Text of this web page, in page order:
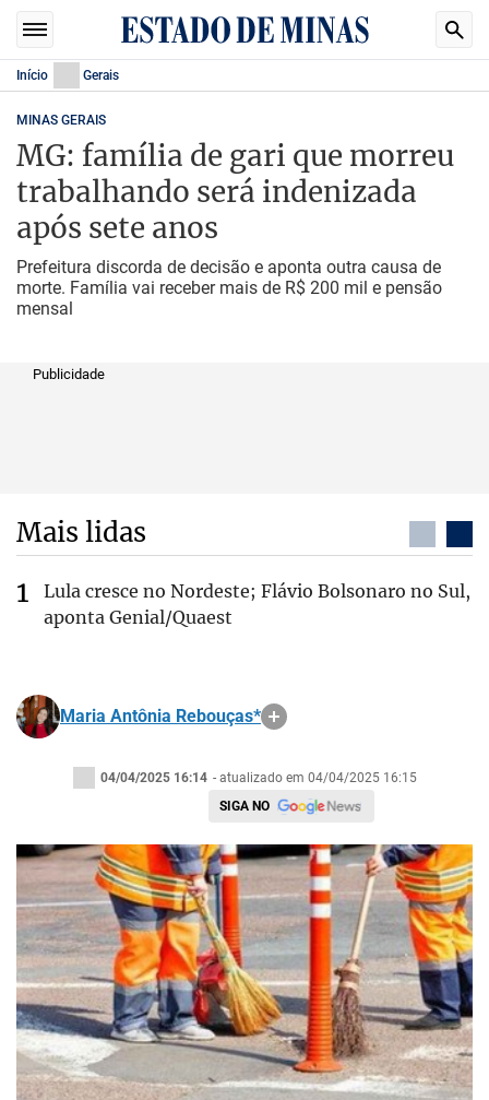
Início Gerais
MINAS GERAIS
MG: família de gari que morreu
trabalhando será indenizada
após sete anos
Prefeitura discorda de decisão e aponta outra causa de
morte. Família vai receber mais de R$ 200 mil e pensão
mensal
Publicidade
Mais lidas
Lula cresce no Nordeste; Flávio Bolsonaro no Sul,
aponta Genial/Quaest
Maria Antônia Rebouças*
04/04/2025 16:14 - atualizado em 04/04/2025 16:15
SIGA NO